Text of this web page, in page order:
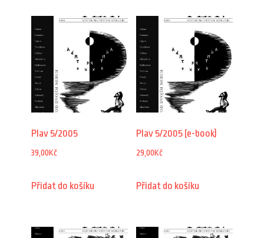
Plav 5/2005
39,00Kč
Přidat do košíku
Plav 5/2005 (e-book)
29,00Kč
Přidat do košíku